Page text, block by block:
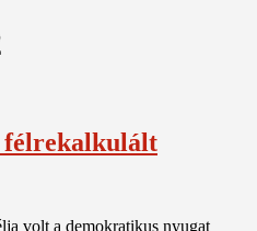
félrekalkulált
volt a demokratikus nyugat